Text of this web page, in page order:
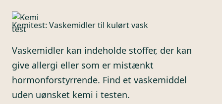
Kemitest: Vaskemidler til kulørt vask
Vaskemidler kan indeholde stoffer, der kan
give allergi eller som er mistænkt
hormonforstyrrende. Find et vaskemiddel
uden uønsket kemi i testen.